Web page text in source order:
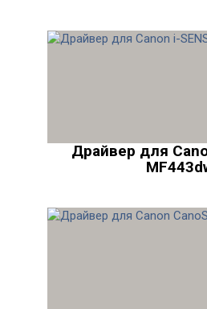
Драйвер для